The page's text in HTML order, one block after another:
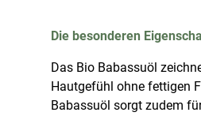
Die besonderen
Das Bio Babassuöl
Hautgefühl ohne fettigen
Babassuöl sorgt zudem